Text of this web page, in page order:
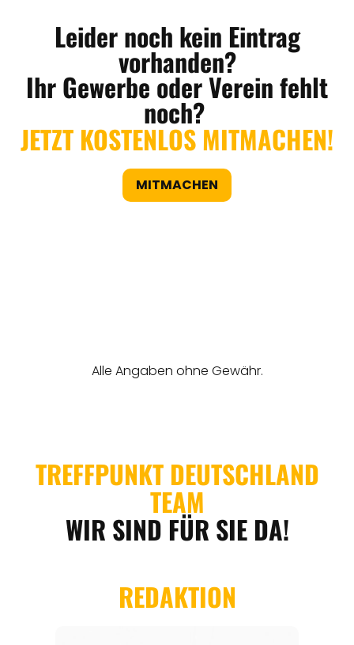
Leider noch kein Eintrag
vorhanden?
Ihr Gewerbe oder Verein fehlt
noch?
JETZT KOSTENLOS MITMACHEN!
MITMACHEN